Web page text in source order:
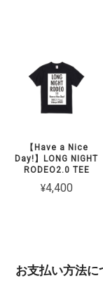
【Have a Nice
Day!】LONG NIGHT
RODEO2.0 TEE
¥4,400
お支払い方法に